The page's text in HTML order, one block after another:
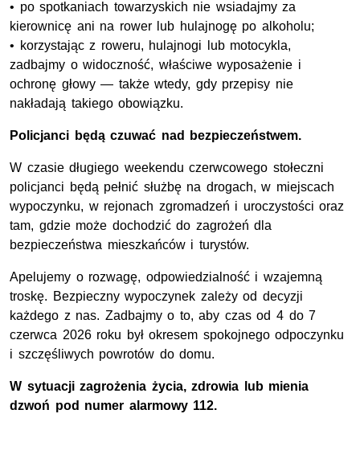
• po spotkaniach towarzyskich nie wsiadajmy za
kierownicę ani na rower lub hulajnogę po alkoholu;
• korzystając z roweru, hulajnogi lub motocykla,
zadbajmy o widoczność, właściwe wyposażenie i
ochronę głowy — także wtedy, gdy przepisy nie
nakładają takiego obowiązku.
Policjanci będą czuwać nad bezpieczeństwem.
W czasie długiego weekendu czerwcowego stołeczni
policjanci będą pełnić służbę na drogach, w miejscach
wypoczynku, w rejonach zgromadzeń i uroczystości oraz
tam, gdzie może dochodzić do zagrożeń dla
bezpieczeństwa mieszkańców i turystów.
Apelujemy o rozwagę, odpowiedzialność i wzajemną
troskę. Bezpieczny wypoczynek zależy od decyzji
każdego z nas. Zadbajmy o to, aby czas od 4 do 7
czerwca 2026 roku był okresem spokojnego odpoczynku
i szczęśliwych powrotów do domu.
W sytuacji zagrożenia życia, zdrowia lub mienia
dzwoń pod numer alarmowy 112.